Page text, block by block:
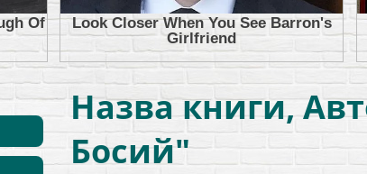
Назва книги,
Босий"